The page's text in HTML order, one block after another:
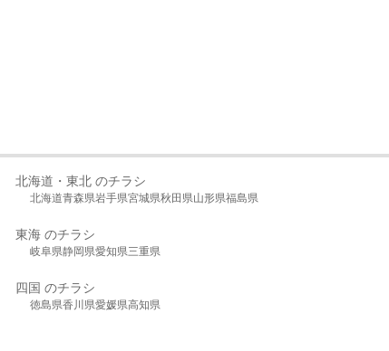
北海道・東北 のチラシ
北海道青森県岩手県宮城県秋田県山形県福島県
東海 のチラシ
岐阜県静岡県愛知県三重県
四国 のチラシ
徳島県香川県愛媛県高知県